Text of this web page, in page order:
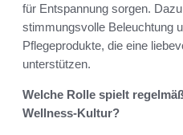
für Entspannung sorgen.
stimmungsvolle Beleuchtung
Pflegeprodukte, die eine
unterstützen.
Welche Rolle spielt
Wellness-Kultur?